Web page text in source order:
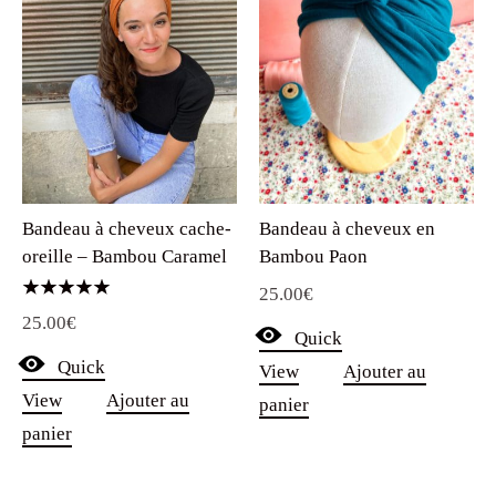
Bandeau à cheveux cache-
oreille – Bambou Caramel
5.00
25.00€
Quick
View
Ajouter au
panier
Bandeau à cheveux en
Bambou Paon
25.00€
Quick
View
Ajouter au
panier